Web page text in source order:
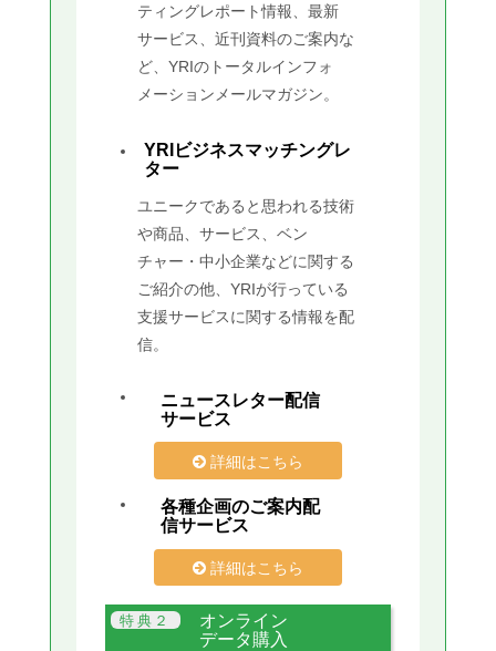
ティングレポート情報、最新
サービス、近刊資料のご案内な
ど、YRIのトータルインフォ
メーションメールマガジン。
YRIビジネスマッチングレ
ター
ユニークであると思われる技術
や商品、サービス、ベン
チャー・中小企業などに関する
ご紹介の他、YRIが行っている
支援サービスに関する情報を配
信。
ニュースレター配信
サービス
詳細はこちら
各種企画のご案内配
信サービス
詳細はこちら
オンライン
データ購入